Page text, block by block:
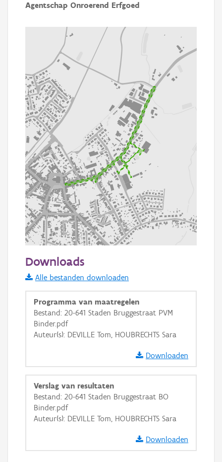
Agentschap Onroerend Erfgoed
Informatie Vlaanderen
i
+
Basis Lagen
OSM-Basiskaart
GRB-Basiskaart
Downloads
Alle bestanden downloaden
Programma van maatregelen
Bestand: 20-641 Staden Bruggestraat PVM
Binder.pdf
Auteur(s): DEVILLE Tom, HOUBRECHTS Sara
Downloaden
Verslag van resultaten
Bestand: 20-641 Staden Bruggestraat BO
Binder.pdf
Auteur(s): DEVILLE Tom, HOUBRECHTS Sara
Downloaden